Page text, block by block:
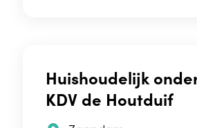
Huishoudelijk
KDV de Houtduif